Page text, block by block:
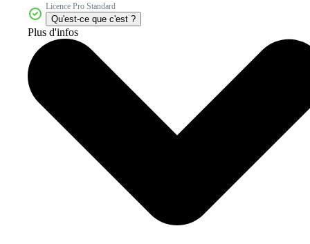
Licence Pro Standard
Qu'est-ce que c'est ?
Plus d'infos